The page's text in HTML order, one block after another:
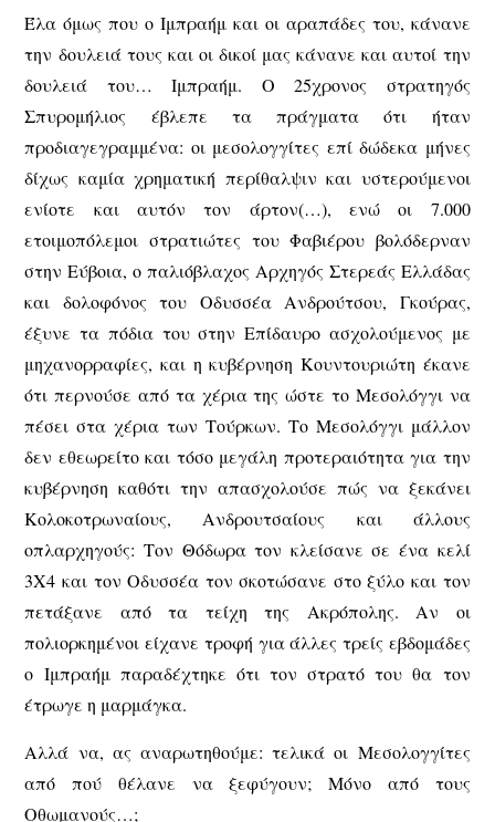
Έλα όμως που ο Ιμπραήμ και οι αραπάδες του, κάνανε
την δουλειά τους και οι δικοί μας κάνανε και αυτοί την
δουλειά του… Ιμπραήμ. Ο 25χρονος στρατηγός
Σπυρομήλιος έβλεπε τα πράγματα ότι ήταν
προδιαγεγραμμένα: οι μεσολογγίτες επί δώδεκα μήνες
δίχως καμία χρηματική περίθαλψιν και υστερούμενοι
ενίοτε και αυτόν τον άρτον(…), ενώ οι 7.000
ετοιμοπόλεμοι στρατιώτες του Φαβιέρου βολόδερναν
στην Εύβοια, ο παλιόβλαχος Αρχηγός Στερεάς Ελλάδας
και δολοφόνος του Οδυσσέα Ανδρούτσου, Γκούρας,
έξυνε τα πόδια του στην Επίδαυρο ασχολούμενος με
μηχανορραφίες, και η κυβέρνηση Κουντουριώτη έκανε
ότι περνούσε από τα χέρια της ώστε το Μεσολόγγι να
πέσει στα χέρια των Τούρκων. Το Μεσολόγγι μάλλον
δεν εθεωρείτο και τόσο μεγάλη προτεραιότητα για την
κυβέρνηση καθότι την απασχολούσε πώς να ξεκάνει
Κολοκοτρωναίους, Ανδρουτσαίους και άλλους
οπλαρχηγούς: Τον Θόδωρα τον κλείσανε σε ένα κελί
3Χ4 και τον Οδυσσέα τον σκοτώσανε στο ξύλο και τον
πετάξανε από τα τείχη της Ακρόπολης. Αν οι
πολιορκημένοι είχανε τροφή για άλλες τρείς εβδομάδες
ο Ιμπραήμ παραδέχτηκε ότι τον στρατό του θα τον
έτρωγε η μαρμάγκα.
Αλλά να, ας αναρωτηθούμε: τελικά οι Μεσολογγίτες
από πού θέλανε να ξεφύγουν; Mόνο από τους
Οθωμανούς…;